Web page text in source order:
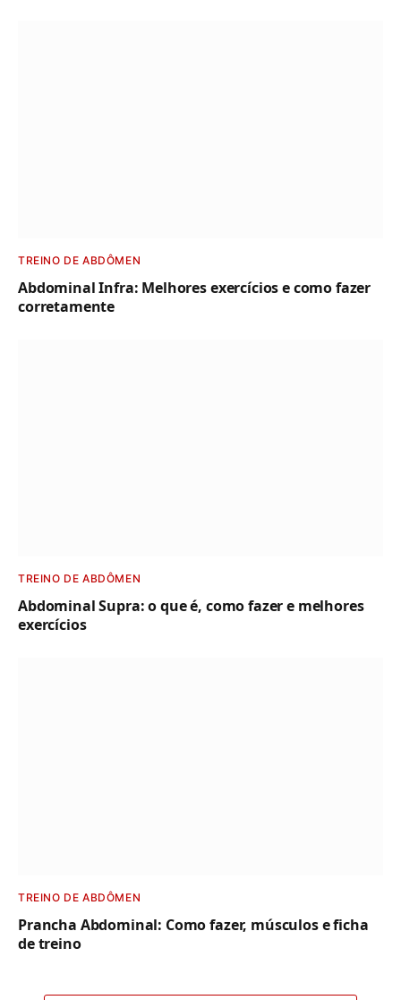
TREINO DE ABDÔMEN
Abdominal Infra: Melhores exercícios e como fazer
corretamente
TREINO DE ABDÔMEN
Abdominal Supra: o que é, como fazer e melhores
exercícios
TREINO DE ABDÔMEN
Prancha Abdominal: Como fazer, músculos e ficha
de treino